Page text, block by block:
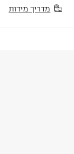
מדריך מידות